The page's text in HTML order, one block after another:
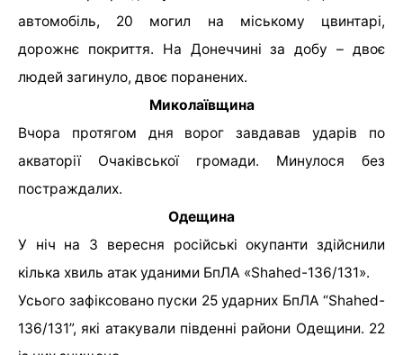
автомобіль, 20 могил на міському цвинтарі,
дорожнє покриття. На Донеччині за добу – двоє
людей загинуло, двоє поранених.
Миколаївщина
Вчора протягом дня ворог завдавав ударів по
акваторії Очаківської громади. Минулося без
постраждалих.
Одещина
У ніч на 3 вересня російські окупанти здійснили
кілька хвиль атак уданими БпЛА «Shahed-136/131».
Усього зафіксовано пуски 25 ударних БпЛА “Shahed-
136/131”, які атакували південні райони Одещини. 22